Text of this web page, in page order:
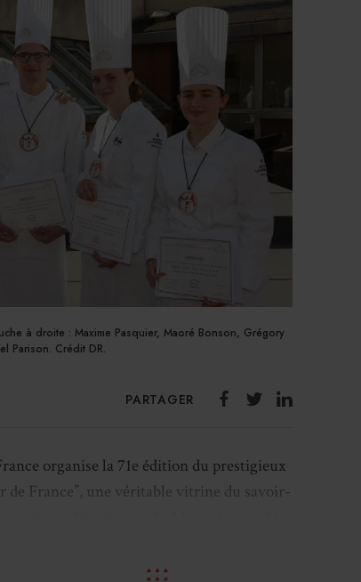
à droite : Maxime Pasquier, Maoré Bonson, Grégory
Parison. Crédit DR.
PARTAGER
organise la 71e édition du prestigieux
France”, une véritable vitrine du savoir-